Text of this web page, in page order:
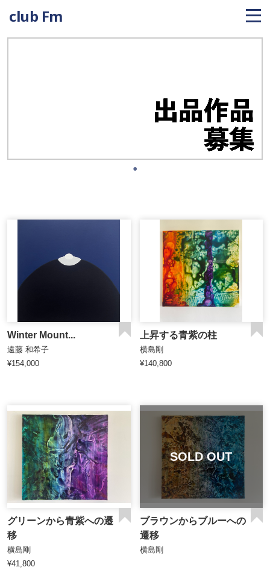
club Fm
Winter Mount...
遠藤 和希子
¥154,000
上昇する青紫の柱
横島剛
¥140,800
グリーンから青紫への遷
移
横島剛
¥41,800
SOLD OUT
ブラウンからブルーへの
遷移
横島剛